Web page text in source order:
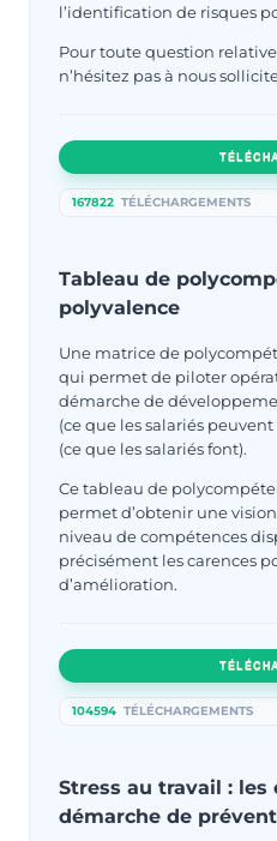
l’identification de risques
Pour toute question
n’hésitez pas à nous
167822 TÉLÉCHARGEMENTS
Tableau de
polyvalence
Une matrice de
qui permet de piloter
démarche de
(ce que les salariés
(ce que les salariés font).
Ce tableau de
permet d’obtenir une
niveau de compétences
précisément les carences
d’amélioration.
104594 TÉLÉCHARGEMENTS
Stress au travail : les
démarche de